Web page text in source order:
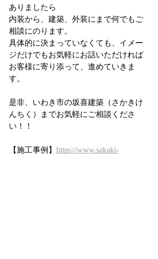
ありましたら
内装から、建築、外装にまで何でもご
相談にのります。
具体的に決まっていなくても、イメー
ジだけでもお気軽にお話いただければ
お客様に寄り添って、進めていきま
す。
是非、いわき市の坂喜建築（さかきけ
んちく）までお気軽にご相談くださ
い！！
【施工事例】 https://www.sakaki-